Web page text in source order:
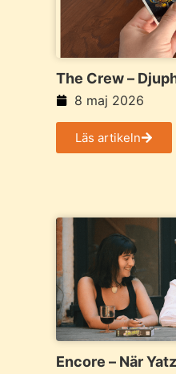
The Crew –
kooperativt
spänning
8 maj 2026
Läs artikeln
Encore – När